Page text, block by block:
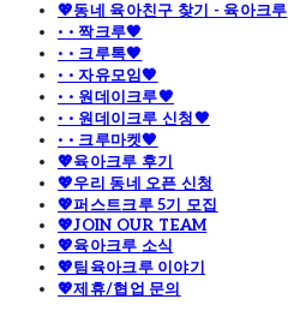
💖동네 육아친구 찾기 - 육아크루
· · 짝크루🧡
· · 크루톡🧡
· · 자유모임🧡
· · 원데이크루🧡
· · 원데이크루 신청🧡
· · 크루마켓🧡
💖육아크루 후기
💖우리 동네 오픈 신청
💖퍼스트크루 5기 모집
💖JOIN OUR TEAM
💖육아크루 소식
💖팀육아크루 이야기
💖제휴/협업 문의